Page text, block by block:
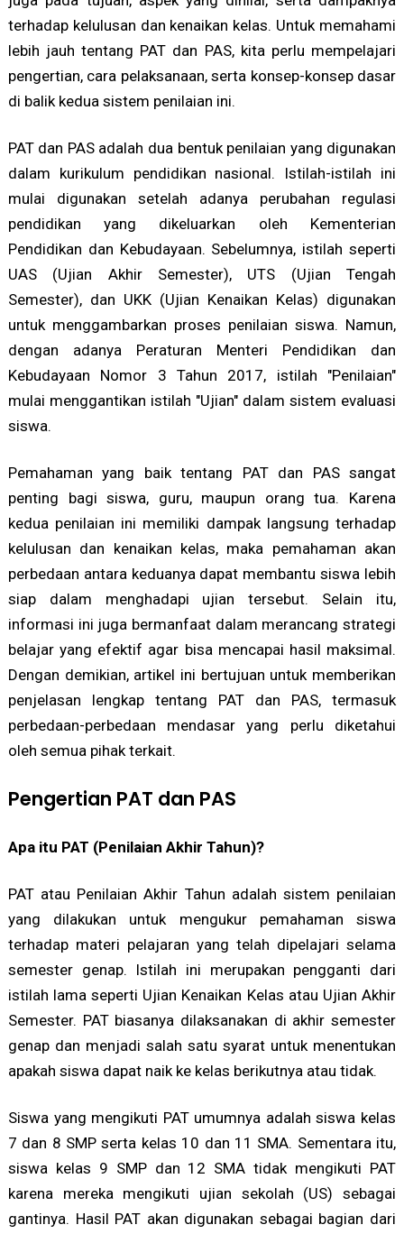
terhadap kelulusan dan kenaikan kelas. Untuk memahami
lebih jauh tentang PAT dan PAS, kita perlu mempelajari
pengertian, cara pelaksanaan, serta konsep-konsep dasar
di balik kedua sistem penilaian ini.
PAT dan PAS adalah dua bentuk penilaian yang digunakan
dalam kurikulum pendidikan nasional. Istilah-istilah ini
mulai digunakan setelah adanya perubahan regulasi
pendidikan yang dikeluarkan oleh Kementerian
Pendidikan dan Kebudayaan. Sebelumnya, istilah seperti
UAS (Ujian Akhir Semester), UTS (Ujian Tengah
Semester), dan UKK (Ujian Kenaikan Kelas) digunakan
untuk menggambarkan proses penilaian siswa. Namun,
dengan adanya Peraturan Menteri Pendidikan dan
Kebudayaan Nomor 3 Tahun 2017, istilah "Penilaian"
mulai menggantikan istilah "Ujian" dalam sistem evaluasi
siswa.
Pemahaman yang baik tentang PAT dan PAS sangat
penting bagi siswa, guru, maupun orang tua. Karena
kedua penilaian ini memiliki dampak langsung terhadap
kelulusan dan kenaikan kelas, maka pemahaman akan
perbedaan antara keduanya dapat membantu siswa lebih
siap dalam menghadapi ujian tersebut. Selain itu,
informasi ini juga bermanfaat dalam merancang strategi
belajar yang efektif agar bisa mencapai hasil maksimal.
Dengan demikian, artikel ini bertujuan untuk memberikan
penjelasan lengkap tentang PAT dan PAS, termasuk
perbedaan-perbedaan mendasar yang perlu diketahui
oleh semua pihak terkait.
Pengertian PAT dan PAS
Apa itu PAT (Penilaian Akhir Tahun)?
PAT atau Penilaian Akhir Tahun adalah sistem penilaian
yang dilakukan untuk mengukur pemahaman siswa
terhadap materi pelajaran yang telah dipelajari selama
semester genap. Istilah ini merupakan pengganti dari
istilah lama seperti Ujian Kenaikan Kelas atau Ujian Akhir
Semester. PAT biasanya dilaksanakan di akhir semester
genap dan menjadi salah satu syarat untuk menentukan
apakah siswa dapat naik ke kelas berikutnya atau tidak.
Siswa yang mengikuti PAT umumnya adalah siswa kelas
7 dan 8 SMP serta kelas 10 dan 11 SMA. Sementara itu,
siswa kelas 9 SMP dan 12 SMA tidak mengikuti PAT
karena mereka mengikuti ujian sekolah (US) sebagai
gantinya. Hasil PAT akan digunakan sebagai bagian dari